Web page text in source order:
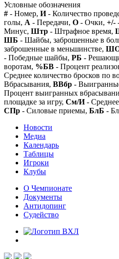
Условные обозначения
# - Номер, И- Количество
голы, А - Передачи, О - Очки, +/-
Минус, Штр - Штрафное время,
ШБ - Шайбы, заброшенные в
заброшенные в меньшинстве,
- Победные шайбы, РБ -
воротам, %БВ - Процент
Среднее количество бросков по
Вбрасывания, ВВбр -
Процент выигранных
площадке за игру, См/И- Среднее
СПр - Силовые приемы, БлБ -
Новости
Медиа
Календарь
Таблицы
Игроки
Клубы
О Чемпионате
Документы
Антидопинг
Судейство